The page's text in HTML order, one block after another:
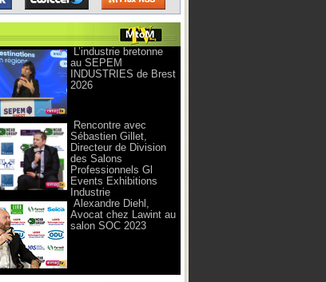
L’industrie bretonne
au SEPEM
INDUSTRIES de Brest
2026
Rencontre avec
Sébastien Gillet,
Directeur de Division
des Salons
Professionnels Gl
Events Exhibitions
Industrie
Alexandre Diehl,
Avocat chez Lawint au
salon SOC 2023